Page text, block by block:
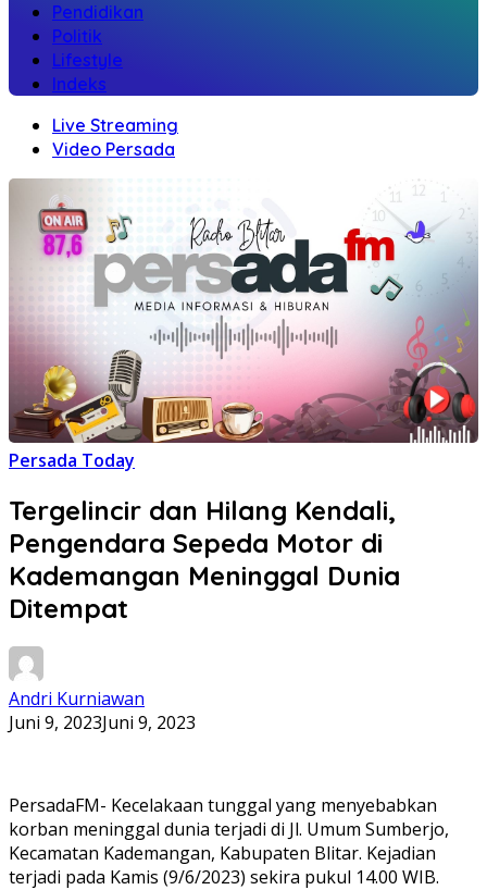
Pendidikan
Politik
Lifestyle
Indeks
Live Streaming
Video Persada
Persada Today
Tergelincir dan Hilang Kendali,
Pengendara Sepeda Motor di
Kademangan Meninggal Dunia
Ditempat
Andri Kurniawan
Juni 9, 2023Juni 9, 2023
PersadaFM- Kecelakaan tunggal yang menyebabkan
korban meninggal dunia terjadi di Jl. Umum Sumberjo,
Kecamatan Kademangan, Kabupaten Blitar. Kejadian
terjadi pada Kamis (9/6/2023) sekira pukul 14.00 WIB.